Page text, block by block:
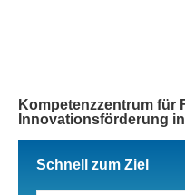
Kompetenzzentrum für
Innovationsförderung
Schnell zum Ziel